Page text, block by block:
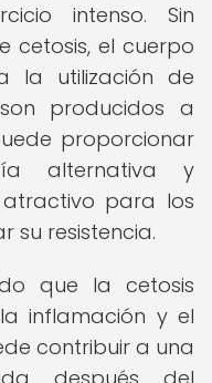
intenso. Sin
cetosis, el cuerpo
la utilización de
producidos a
proporcionar
alternativa y
para los
su resistencia.
que la cetosis
inflamación y el
contribuir a una